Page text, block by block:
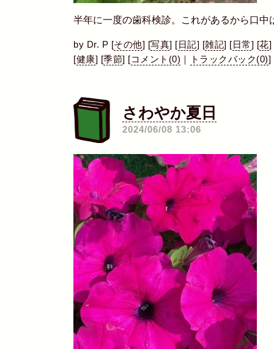
半年に一度の歯科検診。これがあるから口中
by Dr. P [その他] [写真] [ 日記] [雑記] [ 日常] [花]
[健康] [季節] [コメント(0) トラックバック(0)]
さわやか夏日
2024/06/08 13:06